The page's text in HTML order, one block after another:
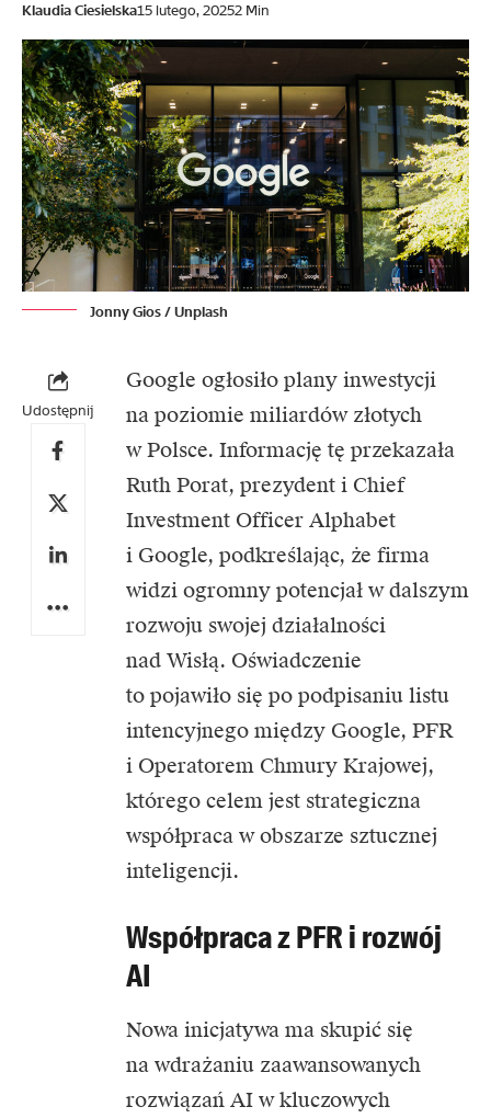
Klaudia Ciesielska15 lutego, 20252 Min
Jonny Gios / Unplash
Udostępnij
Google ogłosiło plany inwestycji
na poziomie miliardów złotych
w Polsce. Informację tę przekazała
Ruth Porat, prezydent i Chief
Investment Officer Alphabet
i Google, podkreślając, że firma
widzi ogromny potencjał w dalszym
rozwoju swojej działalności
nad Wisłą. Oświadczenie
to pojawiło się po podpisaniu listu
intencyjnego między Google, PFR
i Operatorem Chmury Krajowej,
którego celem jest strategiczna
współpraca w obszarze sztucznej
inteligencji.
Współpraca z PFR i rozwój
AI
Nowa inicjatywa ma skupić się
na wdrażaniu zaawansowanych
rozwiązań AI w kluczowych